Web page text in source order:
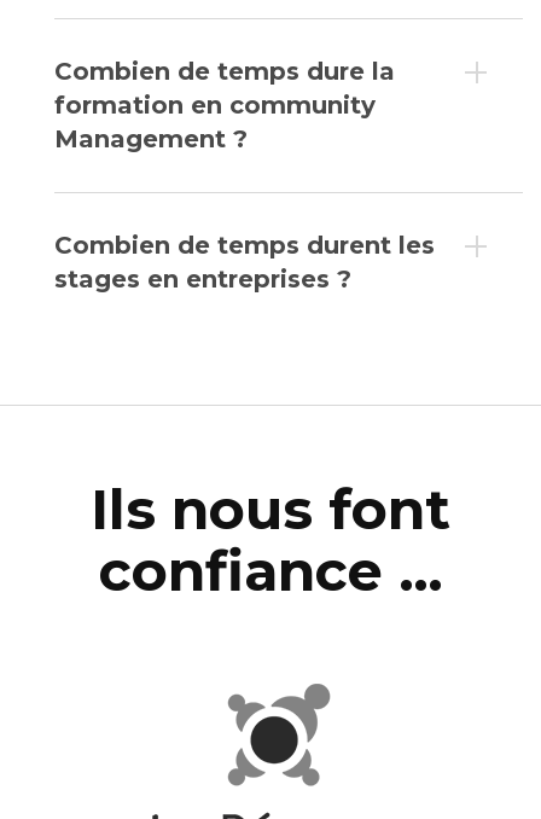
Combien de temps dure la
formation en community
Management ?
Combien de temps durent les
stages en entreprises ?
Ils nous font
confiance …